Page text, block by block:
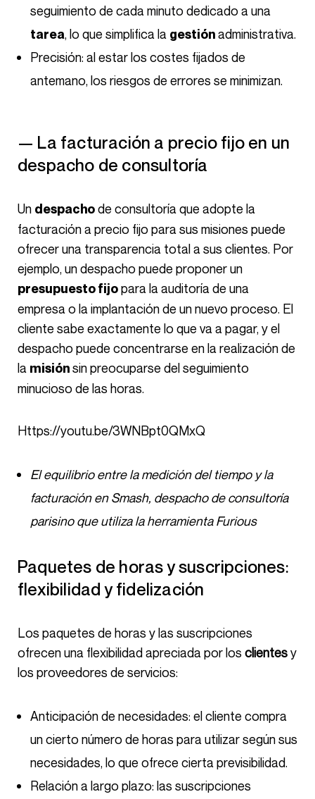
seguimiento de cada minuto dedicado a una
tarea, lo que simplifica la gestiónadministrativa.
Precisión: al estar los costes fijados de
antemano, los riesgos de errores se minimizan.
— La facturación a precio fijo en un
despacho de consultoría
Un despachode consultoría que adopte la
facturación a precio fijo para sus misiones puede
ofrecer una transparencia total a sus clientes. Por
ejemplo, un despacho puede proponer un
presupuesto fijopara la auditoría de una
empresa o la implantación de un nuevo proceso. El
cliente sabe exactamente lo que va a pagar, y el
despacho puede concentrarse en la realización de
la misiónsin preocuparse del seguimiento
minucioso de las horas.
https://youtu.be/3WNBpt0QMxQ
El equilibrio entre la medición del tiempo y la
facturación en Smash, despacho de consultoría
parisino que utiliza la herramienta Furious
Paquetes de horas y suscripciones:
flexibilidad y fidelización
Los paquetes de horas y las suscripciones
ofrecen una flexibilidad apreciada por los clientesy
los proveedores de servicios:
Anticipación de necesidades: el cliente compra
un cierto número de horas para utilizar según sus
necesidades, lo que ofrece cierta previsibilidad.
Relación a largo plazo: las suscripciones